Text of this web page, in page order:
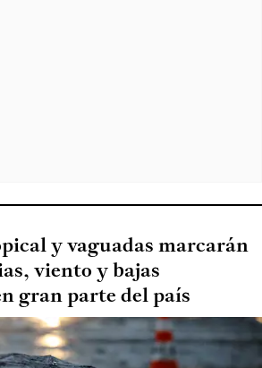
y vaguadas marcarán
viento y bajas
gran parte del país